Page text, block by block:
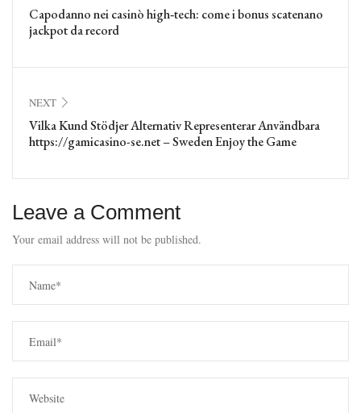
Capodanno nei casinò high‑tech: come i bonus scatenano
jackpot da record
NEXT
Vilka Kund Stödjer Alternativ Representerar Användbara
https://gamicasino-se.net – Sweden Enjoy the Game
Leave a Comment
Your email address will not be published.